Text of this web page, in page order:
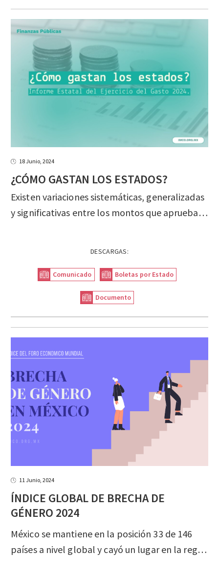
18 Junio, 2024
¿CÓMO GASTAN LOS ESTADOS?
Existen variaciones sistemáticas, generalizadas
y significativas entre los montos que aprueban los congresos locales en los presupuestos de egresos estatales y los que gastan las secretarías de finanzas locales.
DESCARGAS:
Comunicado Boletas por Estado
Documento
11 Junio, 2024
ÍNDICE GLOBAL DE BRECHA DE
GÉNERO 2024
México se mantiene en la posición 33 de 146
países a nivel global y cayó un lugar en la región de América Latina y el Caribe. La posición más baja del país está en el subíndice de Participación y Oportunidades Económicas donde México ocupa el lugar 109 de 146.